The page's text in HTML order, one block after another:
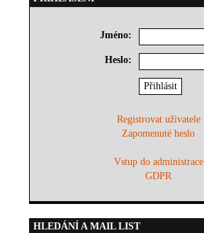
Jméno:
Heslo:
Registrovat uživatele
Zapomenuté heslo
Vstup do administrace
GDPR
HLEDÁNÍ A MAIL LIST